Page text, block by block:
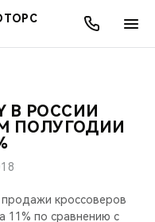
В РОССИИ
ПОЛУГОДИИ
кроссоверов
11% по сравнению с